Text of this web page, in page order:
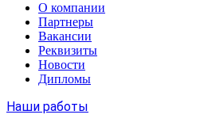
О компании
Партнеры
Вакансии
Реквизиты
Новости
Дипломы
Наши работы